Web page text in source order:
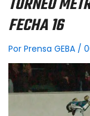
FECHA 16
Por Prensa GEBA /